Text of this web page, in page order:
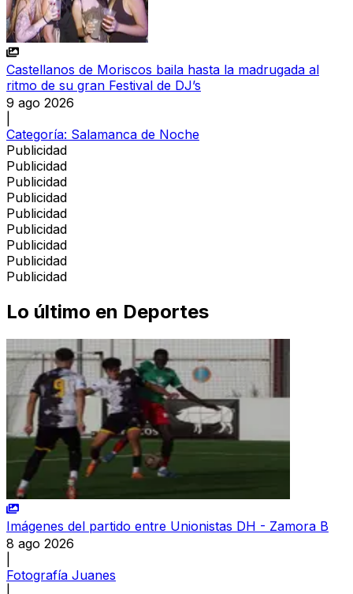
Castellanos de Moriscos baila hasta la madrugada al
ritmo de su gran Festival de DJ’s
9 ago 2026
Categoría: Salamanca de Noche
Publicidad
Publicidad
Publicidad
Publicidad
Publicidad
Publicidad
Publicidad
Publicidad
Publicidad
Lo último en Deportes
Imágenes del partido entre Unionistas DH - Zamora B
8 ago 2026
Fotografía Juanes